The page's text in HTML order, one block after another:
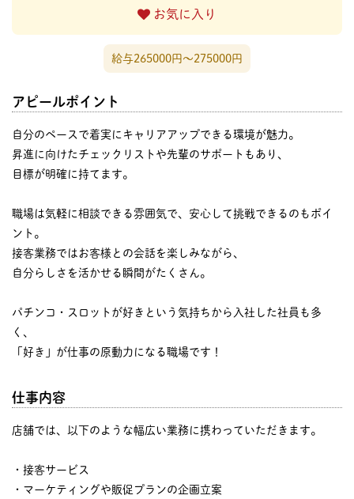
お気に入り
給与265000円〜275000円
アピールポイント
自分のペースで着実にキャリアアップできる環境が魅力。
昇進に向けたチェックリストや先輩のサポートもあり、
目標が明確に持てます。
職場は気軽に相談できる雰囲気で、安心して挑戦できるのもポイ
ント。
接客業務ではお客様との会話を楽しみながら、
自分らしさを活かせる瞬間がたくさん。
パチンコ・スロットが好きという気持ちから入社した社員も多
く、
「好き」が仕事の原動力になる職場です！
仕事内容
店舗では、以下のような幅広い業務に携わっていただきます。
・接客サービス
・マーケティングや販促プランの企画立案